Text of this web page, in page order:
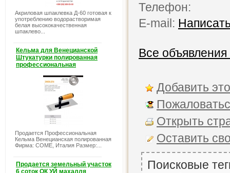
Акриловая шпаклевка Д-60 готовая к
употреблению водорастворимая
белая высококачественная
шпаклево...
Кельма для Венецианской
Штукатурки полированная
профессиональная
Продается Профессиональная
Кельма Венецианская полированная
Фирма: COME, Италия Размер:...
Продается земельный участок
6 соток ОК УЙ махалля
Телефон:
E-mail:
Все объявления
Добавить
Открыть
Оставить
Поисковые